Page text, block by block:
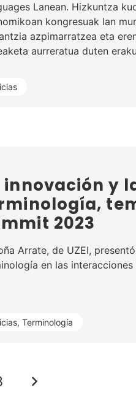
Lanean. Hizkuntza
kongresuak lan
azpimarratzea eta
aurreratua duten
, Terminología
innovación y
2023
Arrate, de UZEI,
en las